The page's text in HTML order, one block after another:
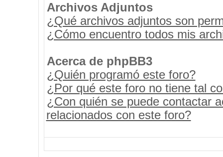
Archivos Adjuntos
¿Qué archivos adjuntos son
¿Cómo encuentro todos mis
Acerca de phpBB3
¿Quién programó este foro?
¿Por qué este foro no tiene tal
¿Con quién se puede contactar
relacionados con este foro?